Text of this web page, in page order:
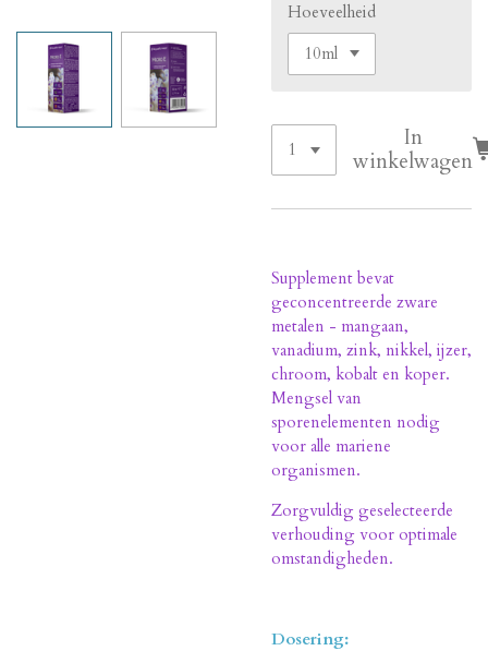
Hoeveelheid
In
winkelwagen
Supplement bevat
geconcentreerde zware
metalen - mangaan,
vanadium, zink, nikkel, ijzer,
chroom, kobalt en koper.
Mengsel van
sporenelementen nodig
voor alle mariene
organismen.
Zorgvuldig geselecteerde
verhouding voor optimale
omstandigheden.
Dosering: